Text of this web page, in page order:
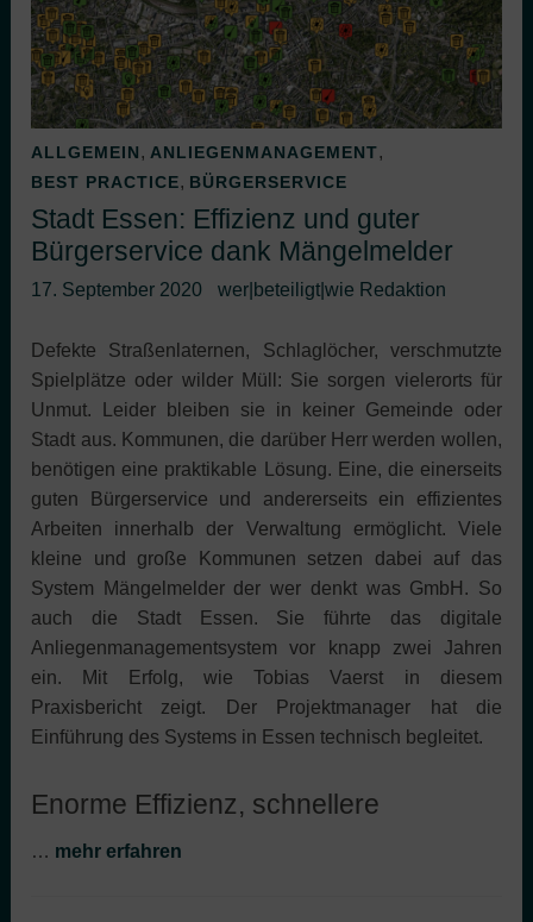
ALLGEMEIN, ANLIEGENMANAGEMENT,
BEST PRACTICE, BÜRGERSERVICE
Stadt Essen: Effizienz und guter
Bürgerservice dank Mängelmelder
17. September 2020 wer|beteiligt|wie Redaktion
Defekte Straßenlaternen, Schlaglöcher, verschmutzte
Spielplätze oder wilder Müll: Sie sorgen vielerorts für
Unmut. Leider bleiben sie in keiner Gemeinde oder
Stadt aus. Kommunen, die darüber Herr werden wollen,
benötigen eine praktikable Lösung. Eine, die einerseits
guten Bürgerservice und andererseits ein effizientes
Arbeiten innerhalb der Verwaltung ermöglicht. Viele
kleine und große Kommunen setzen dabei auf das
System Mängelmelder der wer denkt was GmbH. So
auch die Stadt Essen. Sie führte das digitale
Anliegenmanagementsystem vor knapp zwei Jahren
ein. Mit Erfolg, wie Tobias Vaerst in diesem
Praxisbericht zeigt. Der Projektmanager hat die
Einführung des Systems in Essen technisch begleitet.
Enorme Effizienz, schnellere
… mehr erfahren